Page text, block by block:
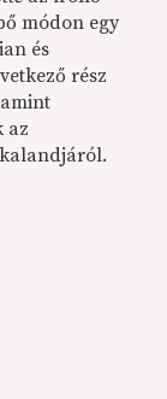
módon egy
és
rész
az